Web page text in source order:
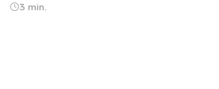
3 min.